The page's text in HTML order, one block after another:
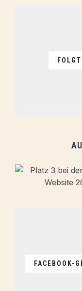
FACEBOOK-